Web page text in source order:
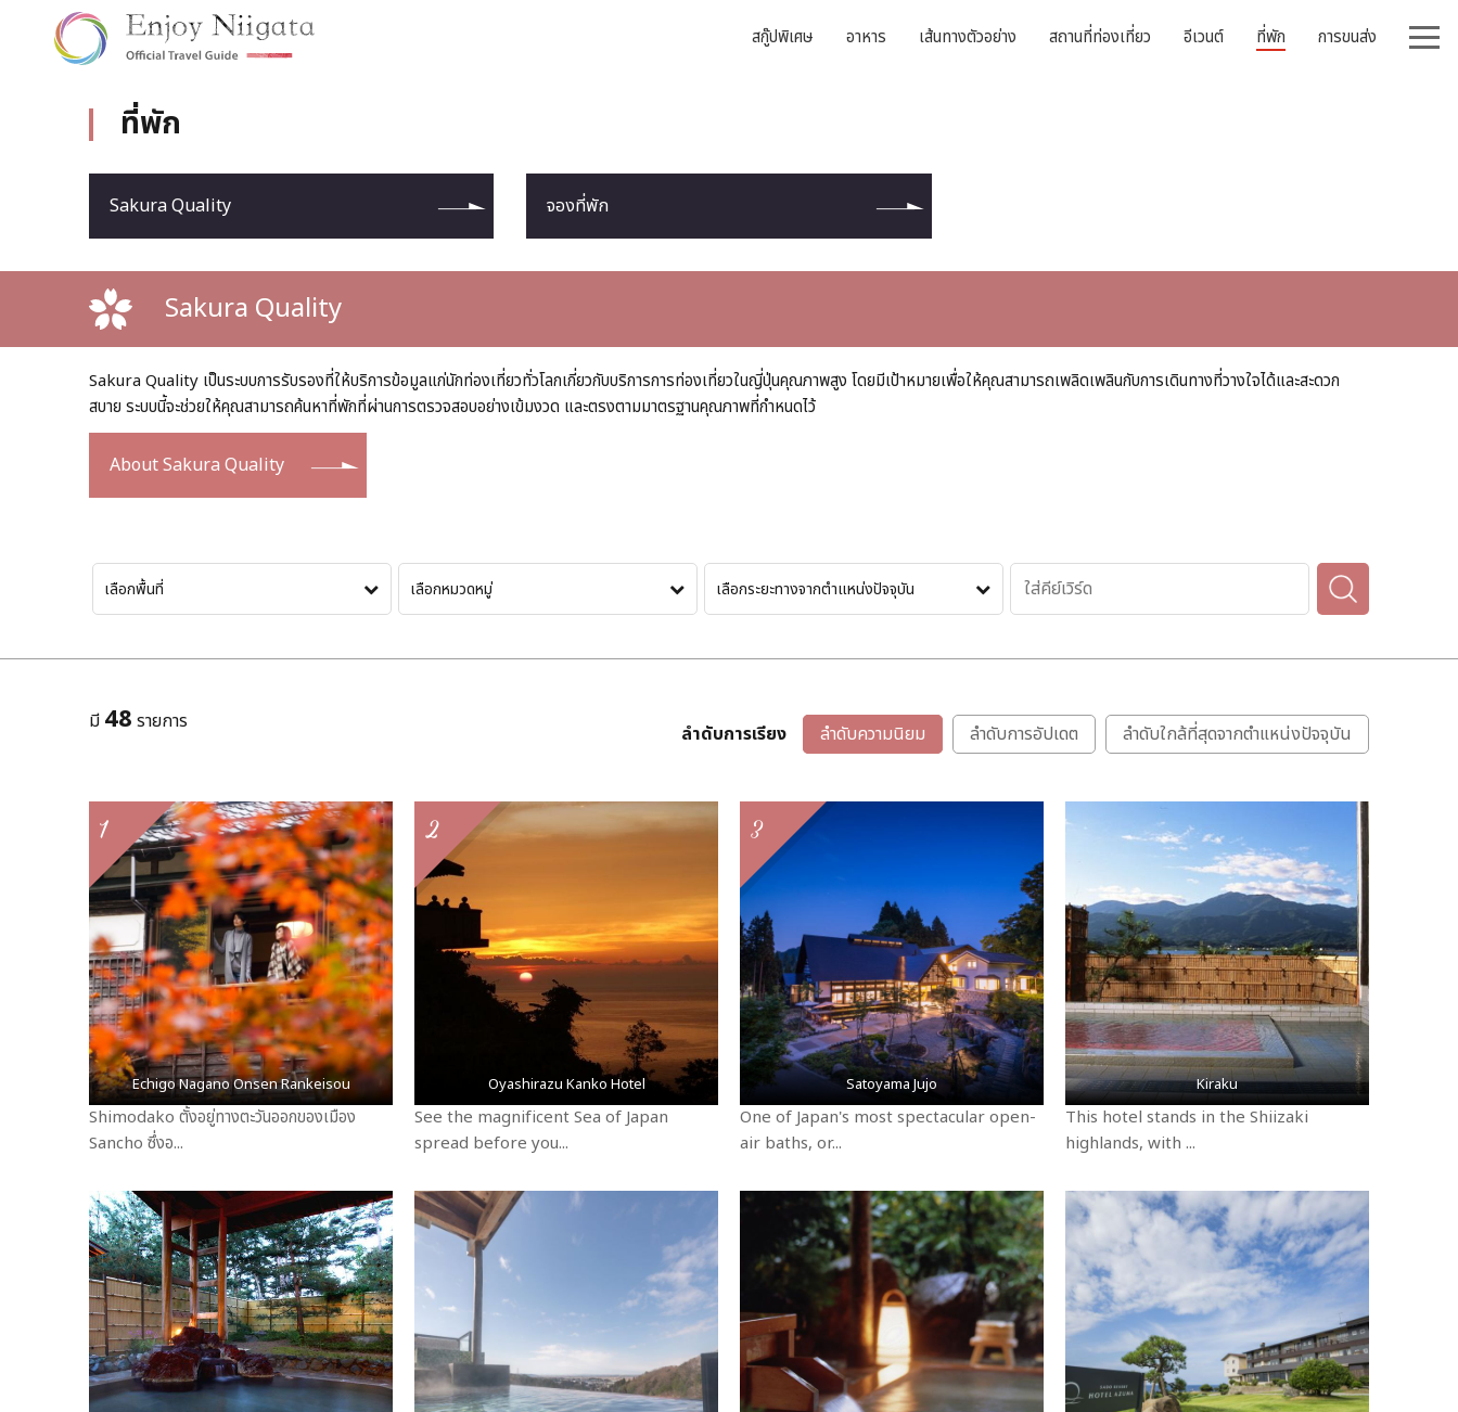
สกู๊ปพิเศษ อาหาร เส้นทางตัวอย่าง สถานที่ท่องเที่ยว อีเวนต์ ที่พัก การขนส่ง
ที่พัก
Sakura Quality จองที่พัก
Sakura Quality
Sakura Quality เป็นระบบการรับรองที่ให้บริการข้อมูลแก่นักท่องเที่ยวทั่วโลกเกี่ยวกับบริการการท่องเที่ยวในญี่ปุ่นคุณภาพสูง โดยมีเป้าหมายเพื่อให้คุณสามารถเพลิดเพลินกับการเดินทางที่วางใจได้และสะดวก
สบาย ระบบนี้จะช่วยให้คุณสามารถค้นหาที่พักที่ผ่านการตรวจสอบอย่างเข้มงวด และตรงตามมาตรฐานคุณภาพที่กำหนดไว้
About Sakura Quality
เลือกพื้นที่ เลือกหมวดหมู่ เลือกระยะทางจากตำแหน่งปัจจุบัน
มี 48 รายการ ลำดับการเรียง ลำดับความนิยม ลำดับการอัปเดต ลำดับใกล้ที่สุดจากตำแหน่งปัจจุบัน
1
Echigo Nagano Onsen Rankeisou
Shimodako ตั้งอยู่ทางตะวันออกของเมือง
Sancho ซึ่งอ...
2
Oyashirazu Kanko Hotel
See the magnificent Sea of Japan
spread before you...
3
Satoyama Jujo
One of Japan's most spectacular open-
air baths, or...
Kiraku
This hotel stands in the Shiizaki
highlands, with ...